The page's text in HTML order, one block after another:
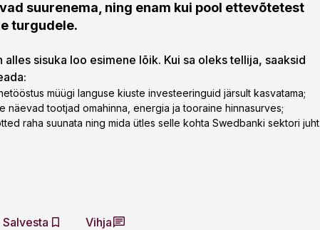
suurenema, ning enam kui pool ettevõtetest
turgudele.
alles sisuka loo esimene lõik. Kui sa oleks tellija, saaksid
müügi languse kiuste investeeringuid järsult kasvatama;
näevad tootjad omahinna, energia ja tooraine hinnasurves;
raha suunata ning mida ütles selle kohta Swedbanki sektori juht
Salvesta Vihja